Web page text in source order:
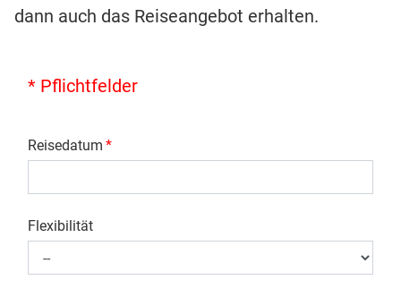
dann auch das Reiseangebot erhalten.
* Pflichtfelder
Reisedatum *
Flexibilität